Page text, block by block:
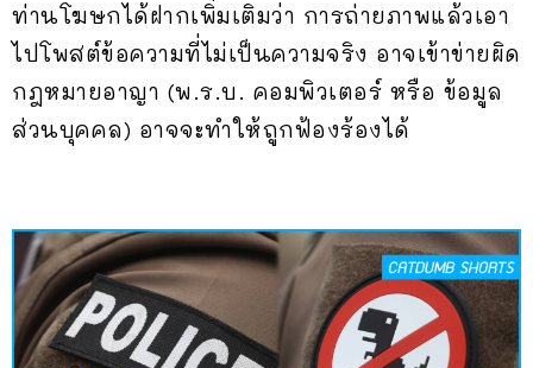
ท่านโฆษกได้ฝากเพิ่มเติมว่า การถ่ายภาพแล้วเอา
ไปโพสต์ข้อความที่ไม่เป็นความจริง อาจเข้าข่ายผิด
กฎหมายอาญา (พ.ร.บ. คอมพิวเตอร์ หรือ ข้อมูล
ส่วนบุคคล) อาจจะทำให้ถูกฟ้องร้องได้